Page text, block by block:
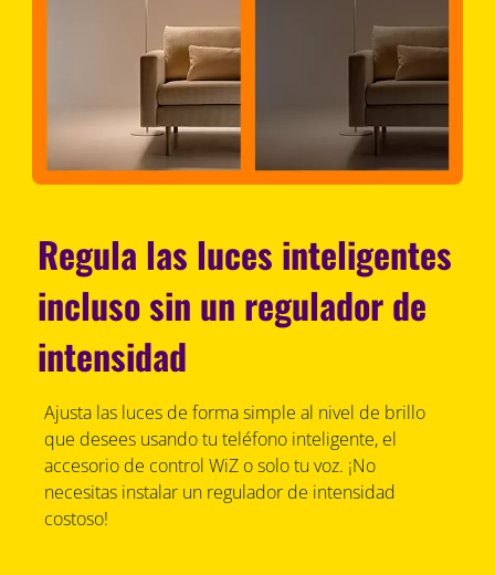
Regula las luces inteligentes
incluso sin un regulador de
intensidad
Ajusta las luces de forma simple al nivel de brillo
que desees usando tu teléfono inteligente, el
accesorio de control WiZ o solo tu voz. ¡No
necesitas instalar un regulador de intensidad
costoso!